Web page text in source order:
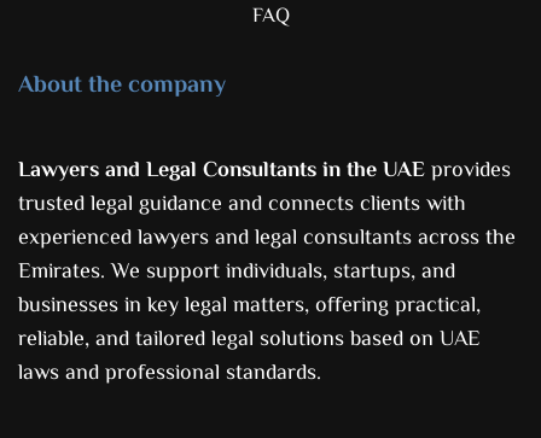
FAQ
About the company
Lawyers and Legal Consultants in the UAEprovides
trusted legal guidance and connects clients with
experienced lawyers and legal consultants across the
Emirates. We support individuals, startups, and
businesses in key legal matters, offering practical,
reliable, and tailored legal solutions based on UAE
laws and professional standards.